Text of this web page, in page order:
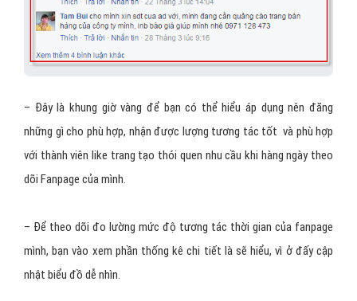
– Đây là khung giờ vàng để bạn có thể hiểu áp dụng nên đăng
những gì cho phù hợp, nhận được lượng tương tác tốt và phù hợp
với thành viên like trang tạo thói quen nhu cầu khi hàng ngày theo
dõi Fanpage của mình.
– Để theo dõi đo lường mức độ tương tác thời gian của fanpage
mình, bạn vào xem phần thống kê chi tiết là sẽ hiểu, vì ở đấy cập
nhật biểu đồ dễ nhìn.